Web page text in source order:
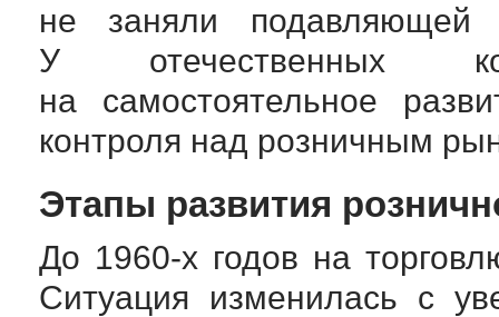
не заняли подавляющей
У отечественных
на самостоятельное
контроля над розничным
Этапы развития
До 1960-х годов на
Ситуация изменилась с